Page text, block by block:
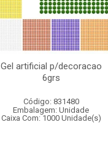
Gel artificial p/decoracao
6grs
Código: 831480
Embalagem: Unidade
Caixa Com: 1000 Unidade(s)